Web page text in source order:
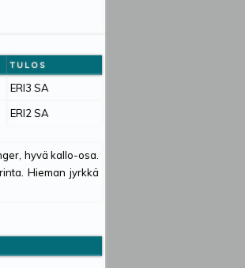
TULOS
ERI3 SA
ERI2 SA
hyvä kallo-osa.
Hieman jyrkkä